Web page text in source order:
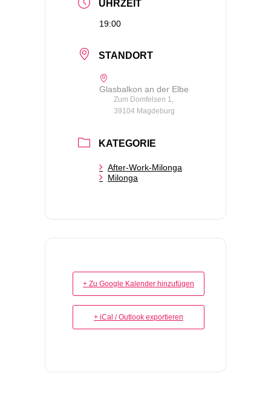
UHRZEIT
19:00
STANDORT
Glasbalkon an der Elbe
Zum Domfelsen 1,
39104 Magdeburg
KATEGORIE
After-Work-Milonga
Milonga
+ Zu Google Kalender hinzufügen
+ iCal / Outlook exportieren